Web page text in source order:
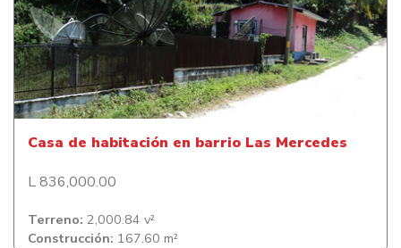
Casa de habitación en barrio Las Mercedes
Casa de habitación en barrio Las Mercedes
L 836,000.00
Terreno: 2,000.84 v²
Construcción: 167.60 m²